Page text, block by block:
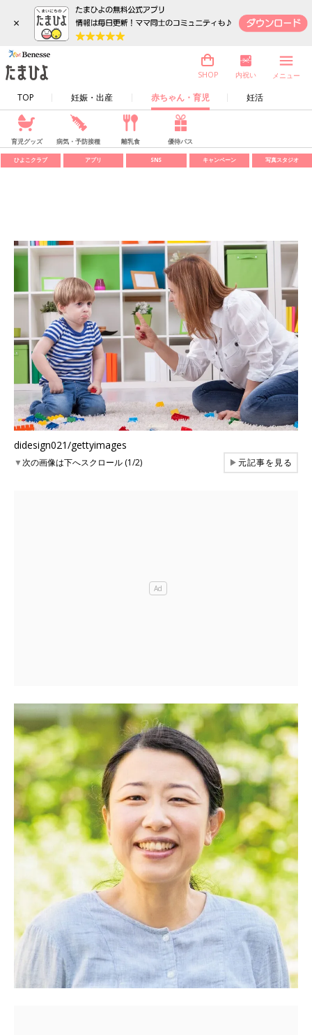
×
TOP 妊娠・出産 赤ちゃん・育児 妊活
SHOP 内祝い メニュー
育児グッズ 病気・予防接種 離乳食 優待パス
ひよこクラブ アプリ SNS キャンペーン 写真スタジオ
didesign021/gettyimages
▼次の画像は下へスクロール (1/2) ▶元記事を見る